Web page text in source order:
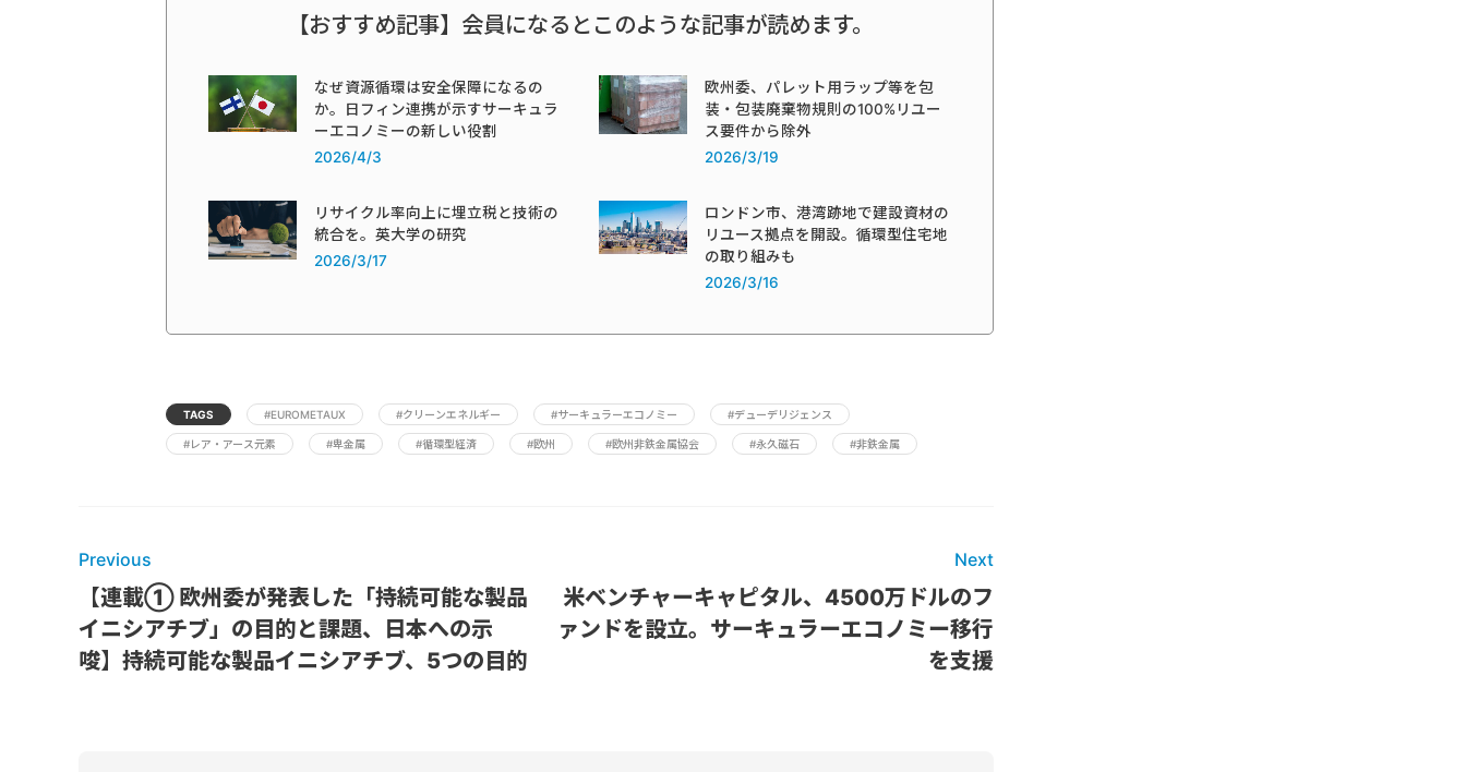
【おすすめ記事】会員になるとこのような記事が読めます。
なぜ資源循環は安全保障になるの
か。日フィン連携が示すサーキュラ
ーエコノミーの新しい役割
2026/4/3
欧州委、パレット用ラップ等を包
装・包装廃棄物規則の100%リユー
ス要件から除外
2026/3/19
リサイクル率向上に埋立税と技術の
統合を。英大学の研究
2026/3/17
ロンドン市、港湾跡地で建設資材の
リユース拠点を開設。循環型住宅地
の取り組みも
2026/3/16
TAGS #EUROMETAUX #クリーンエネルギー #サーキュラーエコノミー #デューデリジェンス
#レア・アース元素 #卑金属 #循環型経済 #欧州 #欧州非鉄金属協会 #永久磁石 #非鉄金属
Previous
【連載① 欧州委が発表した「持続可能な製品
イニシアチブ」の目的と課題、日本への示
唆】持続可能な製品イニシアチブ、5つの目的
Next
米ベンチャーキャピタル、4500万ドルのフ
ァンドを設立。サーキュラーエコノミー移行
を支援